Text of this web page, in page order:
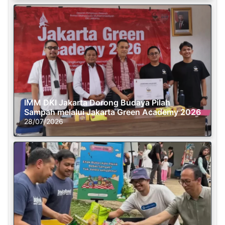
IMM DKI Jakarta Dorong Budaya Pilah
Sampah melalui Jakarta Green Academy 2026
28/07/2026